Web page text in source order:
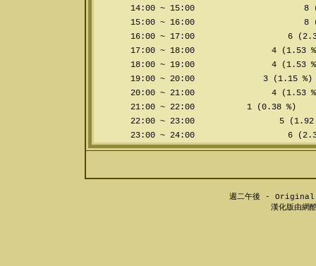
14:00 ~ 15:00
8
15:00 ~ 16:00
8
16:00 ~ 17:00
6
17:00 ~ 18:00
4 (1.53
18:00 ~ 19:00
4 (1.53
19:00 ~ 20:00
3 (1.15 %)
20:00 ~ 21:00
4 (1.53
21:00 ~ 22:00
1 (0.38 %)
22:00 ~ 23:00
5 (1.92
23:00 ~ 24:00
6
週二午後 -
漢化版由